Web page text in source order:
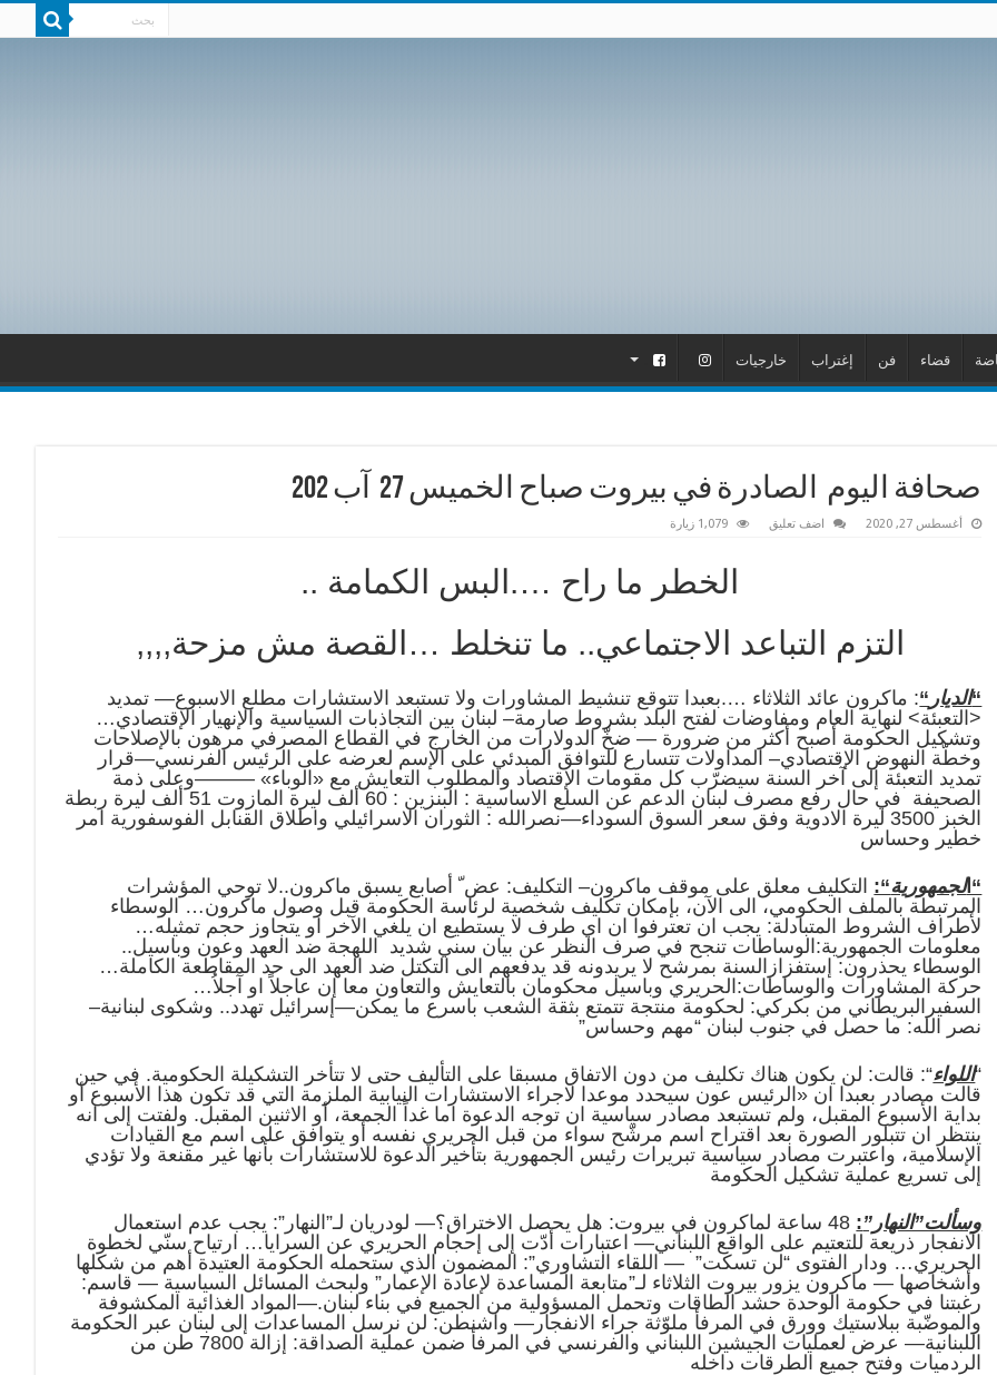
قضاء فن إغتراب خارجيات
صحافة اليوم الصادرة في بيروت صباح الخميس 27 آب 202
أغسطس 27, 2020 اضف تعليق 1,079 زيارة
الخطر ما راح ….البس الكمامة ..
التزم التباعد الاجتماعي.. ما تنخلط …القصة مش مزحة,,,,
“الديار “: ماكرون عائد الثلاثاء ….بعبدا تتوقع تنشيط المشاورات ولا تستبعد الاستشارات مطلع الاسبوع— تمديد
<التعبئة> لنهاية العام ومفاوضات لفتح البلد بشروط صارمة– لبنان بين التجاذبات السياسية والإنهيار الإقتصادي…
وتشكيل الحكومة أصبح أكثر من ضرورة — ضخّ الدولارات من الخارج في القطاع المصرفي مرهون بالإصلاحات
وخطّة النهوض الإقتصادي– المداولات تتسارع للتوافق المبدئي على الإسم لعرضه على الرئيس الفرنسي—قرار
تمديد التعبئة إلى آخر السنة سيضرّب كل مقومات الإقتصاد والمطلوب التعايش مع «الوباء» ———وعلى ذمة
الصحيفة في حال رفع مصرف لبنان الدعم عن السلع الاساسية : البنزين : 60 ألف ليرة المازوت 51 ألف ليرة ربطة
الخبز 3500 ليرة الادوية وفق سعر السوق السوداء—نصرالله : الثوران الاسرائيلي واطلاق القنابل الفوسفورية امر
خطير وحساس
“الجمهورية“: التكليف معلق على موقف ماكرون– التكليف: عض ّ أصابع يسبق ماكرون..لا توحي المؤشرات
المرتبطة بالملف الحكومي، الى الآن، بإمكان تكليف شخصية لرئاسة الحكومة قبل وصول ماكرون… الوسطاء
لأطراف الشروط المتبادلة: يجب ان تعترفوا ان اي طرف لا يستطيع ان يلغي الآخر او يتجاوز حجم تمثيله…
معلومات الجمهورية:الوساطات تنجح في صرف النظر عن بيان سني شديد اللهجة ضد العهد وعون وباسيل..
الوسطاء يحذرون: إستفزازالسنة بمرشح لا يريدونه قد يدفعهم الى التكتل ضد العهد الى حد المقاطعة الكاملة…
حركة المشاورات والوساطات:الحريري وباسيل محكومان بالتعايش والتعاون معا إن عاجلاً او آجلاُ…
السفيرالبريطاني من بكركي: لحكومة منتجة تتمتع بثقة الشعب باسرع ما يمكن—إسرائيل تهدد.. وشكوى لبنانية–
نصر الله: ما حصل في جنوب لبنان “مهم وحساس”
“اللواء“: قالت: لن يكون هناك تكليف من دون الاتفاق مسبقا على التأليف حتى لا تتأخر التشكيلة الحكومية. في حين
قالت مصادر بعبدا ان «الرئيس عون سيحدد موعدا لاجراء الاستشارات النيابية الملزمة التي قد تكون هذا الأسبوع أو
بداية الأسبوع المقبل، ولم تستبعد مصادر سياسية ان توجه الدعوة اما غداً الجمعة، أو الاثنين المقبل. ولفتت إلى انه
ينتظر ان تتبلور الصورة بعد اقتراح اسم مرشّح سواء من قبل الحريري نفسه أو يتوافق على اسم مع القيادات
الإسلامية، واعتبرت مصادر سياسية تبريرات رئيس الجمهورية بتأخير الدعوة للاستشارات بأنها غير مقنعة ولا تؤدي
إلى تسريع عملية تشكيل الحكومة
وسألت”النهار”:
48 ساعة لماكرون في بيروت: هل يحصل الاختراق؟— لودريان لـ”النهار”: يجب عدم استعمال
الانفجار ذريعة للتعتيم على الواقع اللبناني— اعتبارات أدّت إلى إحجام الحريري عن السرايا… ارتياح سنّي لخطوة
الحريري… ودار الفتوى “لن تسكت” — اللقاء التشاوري”: المضمون الذي ستحمله الحكومة العتيدة أهم من شكلها
وأشخاصها — ماكرون يزور بيروت الثلاثاء لـ”متابعة المساعدة لإعادة الإعمار” ولبحث المسائل السياسية — قاسم:
رغبتنا في حكومة الوحدة حشد الطاقات وتحمل المسؤولية من الجميع في بناء لبنان.—المواد الغذائية المكشوفة
والموضّبة ببلاستيك وورق في المرفأ ملوّثة جراء الانفجار— واشنطن: لن نرسل المساعدات إلى لبنان عبر الحكومة
اللبنانية— عرض لعمليات الجيشين اللبناني والفرنسي في المرفأ ضمن عملية الصداقة: إزالة 7800 طن من
الردميات وفتح جميع الطرقات داخله